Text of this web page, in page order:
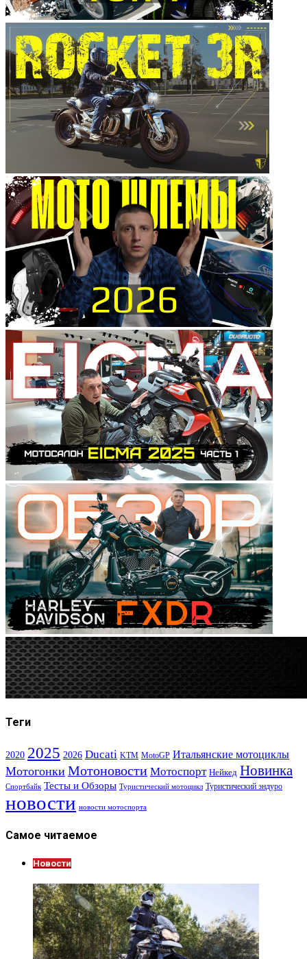
Теги
2020 2025 2026 Ducati KTM MotoGP Итальянские мотоциклы
Мотогонки Мотоновости Мотоспорт Нейкед Новинка
Спортбайк Тесты и Обзоры Туристический мотоцикл Туристический эндуро
новости новости мотоспорта
Самое читаемое
Новости